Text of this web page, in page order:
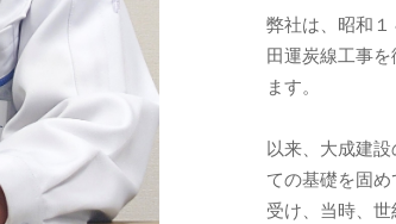
弊社は、昭和
田運炭線工事
ます。
以来、大成建
ての基礎を固
受け、当時、